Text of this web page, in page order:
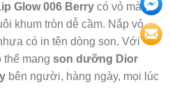
Glow 006 Berry có vỏ màu
khum tròn dễ cầm. Nắp vỏ
có in tên dòng son. Với
thể mang son dưỡng Dior
bên người, hàng ngày, mọi lúc